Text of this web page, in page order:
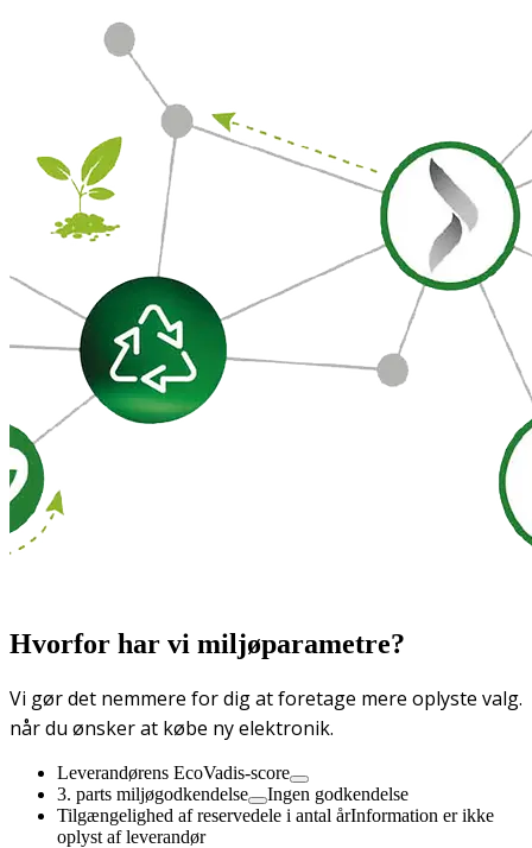
Hvorfor har vi miljøparametre?
Vi gør det nemmere for dig at foretage mere oplyste valg.
når du ønsker at købe ny elektronik.
Leverandørens EcoVadis-score
3. parts miljøgodkendelse
Ingen godkendelse
Tilgængelighed af reservedele i antal årInformation er ikke
oplyst af leverandør